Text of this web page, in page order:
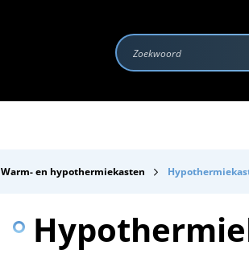
Warm- en hypothermiekasten